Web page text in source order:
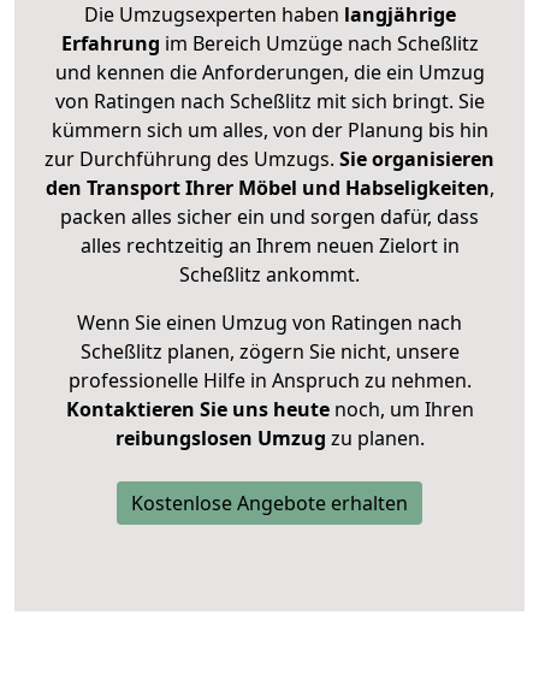
Die Umzugsexperten haben langjährige
Erfahrung im Bereich Umzüge nach Scheßlitz
und kennen die Anforderungen, die ein Umzug
von Ratingen nach Scheßlitz mit sich bringt. Sie
kümmern sich um alles, von der Planung bis hin
zur Durchführung des Umzugs. Sie organisieren
den Transport Ihrer Möbel und Habseligkeiten,
packen alles sicher ein und sorgen dafür, dass
alles rechtzeitig an Ihrem neuen Zielort in
Scheßlitz ankommt.
Wenn Sie einen Umzug von Ratingen nach
Scheßlitz planen, zögern Sie nicht, unsere
professionelle Hilfe in Anspruch zu nehmen.
Kontaktieren Sie uns heutenoch, um Ihren
reibungslosen Umzug zu planen.
Kostenlose Angebote erhalten